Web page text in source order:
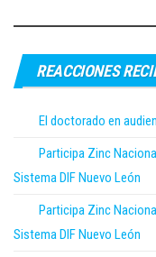
REACCIONES
El doctorado en
Participa Zinc
Sistema DIF Nuevo León
Participa Zinc
Sistema DIF Nuevo León